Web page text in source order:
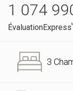
1 074
ÉvaluationExpress
3